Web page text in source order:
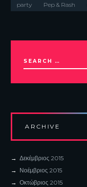
party
Pep & Rash
ARCHIVE
Δεκέμβριος2015
Νοέμβριος2015
Οκτώβριος2015